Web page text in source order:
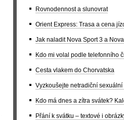
Rovnodennost a slunovrat
Orient Express: Trasa a cena
Jak naladit Nova Sport 3 a
Kdo mi volal podle telefonního
Cesta vlakem do Chorvatska
Vyzkoušejte netradiční sexuální
Kdo má dnes a zítra svátek?
Přání k svátku – textové i